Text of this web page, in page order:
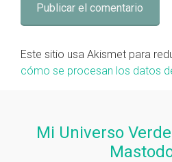
Este sitio usa Akismet para
cómo se procesan los datos
Mi Universo Verde